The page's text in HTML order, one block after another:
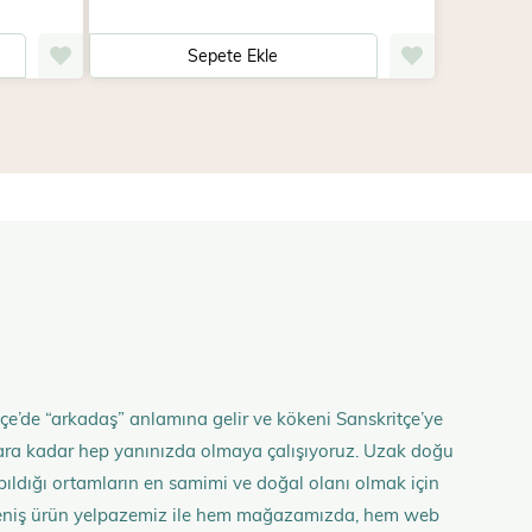
Sepete Ekle
“arkadaş” anlamına gelir ve kökeni Sanskritçe’ye
kadar hep yanınızda olmaya çalışıyoruz. Uzak doğu
ortamların en samimi ve doğal olanı olmak için
ürün yelpazemiz ile hem mağazamızda, hem web